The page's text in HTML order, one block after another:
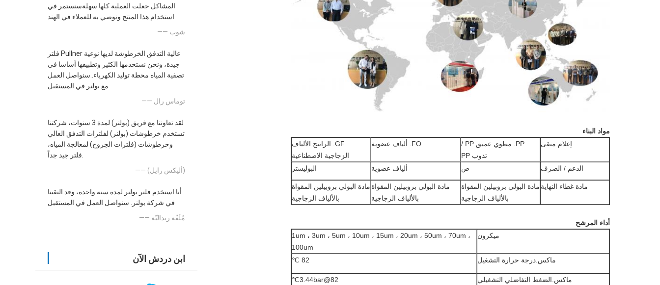
المشاكل جعلت العملية كلها سهلةسنستمر في
استخدام هذا المنتج ونوصي به للعملاء في الهند
—— شوب
فلتر Pullner عالية التدفق الخرطوشة لديها نوعية
جيدة، ونحن نستخدمها الكثير وتطبيقها أساسا في
تصفية المياه محطة توليد الكهرباء..سنواصل العمل
مع بولنر في المستقبل
—— توماس رال
لقد تعاوننا مع فريق (بولنر) لمدة 3 سنوات، شركتنا
تستخدم خرطوشات (بولنر) لفلترات التدفق العالي
وخرطوشات (فلترات الجروح) لمعالجة المياه،
فلتر جيد جداً.
—— (أليكس رايل)
أنا استخدم فلتر بولنر لمدة سنة واحدة، وقد التقينا
في شركة بولنر. سنواصل العمل في المستقبل
—— مُلَفّة ريداليّة
ابن دردش الآن
مواد البناء
إعلام منقى
PP: مطوي عميق PP /
تذوب PP
FO: ألياف عضوية
GF: الراتنج الألياف
الزجاجية الاصطناعية
الدعم / الصرف
ص ألياف عضوية البوليستر
مادة غطاء النهاية مادة البولي بروبيلين المقواة
بالألياف الزجاجية
مادة البولي بروبيلين المقواة
بالألياف الزجاجية
مادة البولي بروبيلين المقواة
بالألياف الزجاجية
أداء المرشح
ميكرون
1um ، 3um ، 5um ، 10um ، 15um ، 20um ، 50um ، 70um ،
100um
ماكس.درجة حرارة التشغيل
82 ℃
ماكس.الضغط التفاضلي التشغيلي 3.44bar@82℃